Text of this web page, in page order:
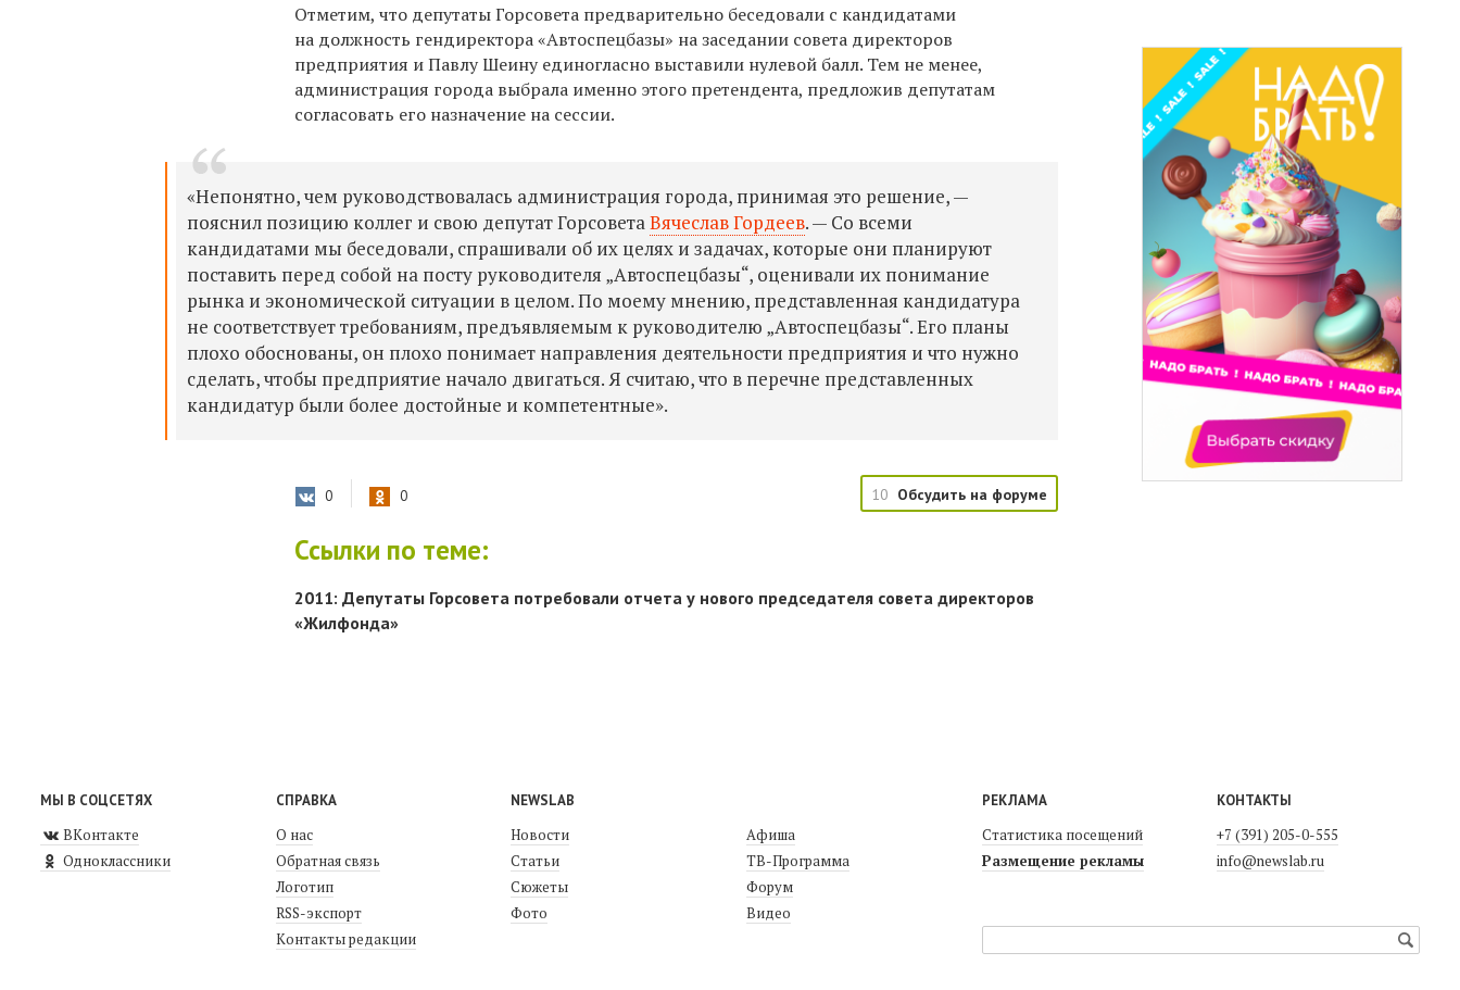
Отметим, что депутаты Горсовета предварительно беседовали с кандидатами
на должность гендиректора «Автоспецбазы» на заседании совета директоров
предприятия и Павлу Шеину единогласно выставили нулевой балл. Тем не менее,
администрация города выбрала именно этого претендента, предложив депутатам
согласовать его назначение на сессии.
«Непонятно, чем руководствовалась администрация города, принимая это решение, —
пояснил позицию коллег и свою депутат ГорсоветаВячеслав Гордеев. — Со всеми
кандидатами мы беседовали, спрашивали об их целях и задачах, которые они планируют
поставить перед собой на посту руководителя „Автоспецбазы“, оценивали их понимание
рынка и экономической ситуации в целом. По моему мнению, представленная кандидатура
не соответствует требованиям, предъявляемым к руководителю „Автоспецбазы“. Его планы
плохо обоснованы, он плохо понимает направления деятельности предприятия и что нужно
сделать, чтобы предприятие начало двигаться. Я считаю, что в перечне представленных
кандидатур были более достойные и компетентные».
0 0 10 Обсудить на форуме
Ссылки по теме:
2011: Депутаты Горсовета потребовали отчета у нового председателя совета директоров
«Жилфонда»
МЫ В СОЦСЕТЯХ
ВКонтакте
Одноклассники
СПРАВКА
О нас
Обратная связь
Логотип
RSS-экспорт
Контакты редакции
NEWSLAB
Новости
Статьи
Сюжеты
Фото
Афиша
ТВ-Программа
Форум
Видео
РЕКЛАМА
Статистика посещений
Размещение рекламы
КОНТАКТЫ
+7 (391) 205-0-555
info@newslab.ru